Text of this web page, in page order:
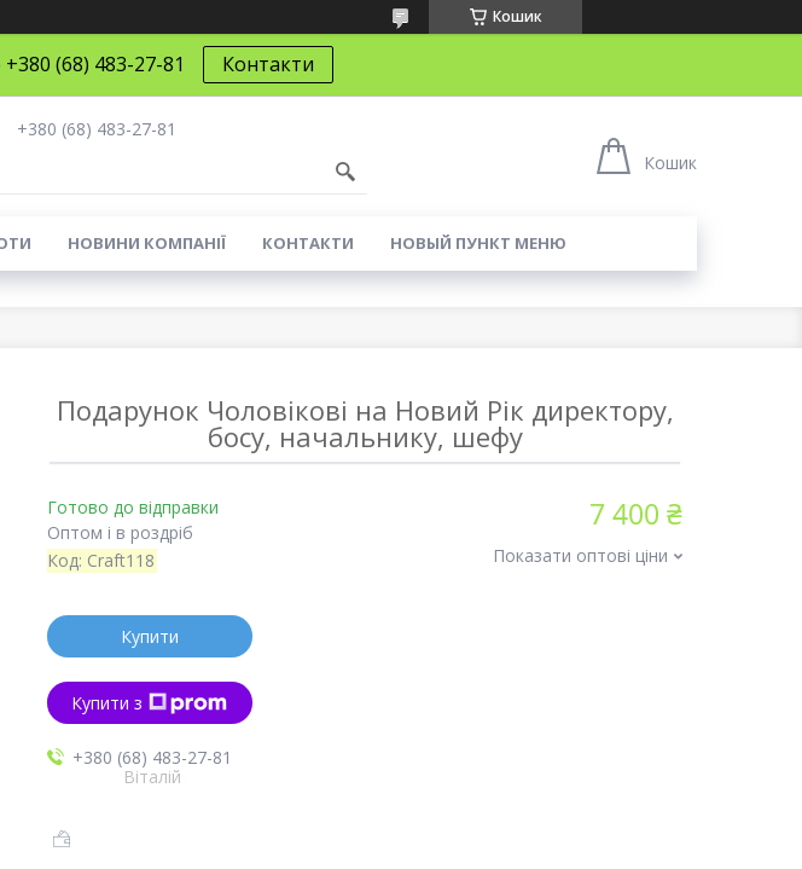
Кошик
(68) 483-27-81 Контакти
+380 (68) 483-27-81
Кошик
НОВИНИ КОМПАНІЇ КОНТАКТИ НОВЫЙ ПУНКТ МЕНЮ
Подарунок Чоловікові на Новий Рік директору,
босу, начальнику, шефу
Готово до відправки
Оптом і в роздріб
Код: Craft118
7 400 ₴
Показати оптові ціни
Купити
Купити з
+380 (68) 483-27-81
Віталій